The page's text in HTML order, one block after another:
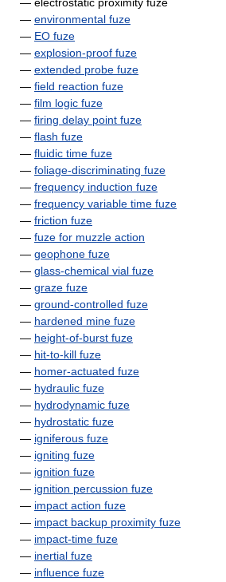
— environmental fuze
— EO fuze
— explosion-proof fuze
— extended probe fuze
— field reaction fuze
— film logic fuze
— firing delay point fuze
— flash fuze
— fluidic time fuze
— foliage-discriminating fuze
— frequency induction fuze
— frequency variable time fuze
— friction fuze
— fuze for muzzle action
— geophone fuze
— glass-chemical vial fuze
— graze fuze
— ground-controlled fuze
— hardened mine fuze
— height-of-burst fuze
— hit-to-kill fuze
— homer-actuated fuze
— hydraulic fuze
— hydrodynamic fuze
— hydrostatic fuze
— igniferous fuze
— igniting fuze
— ignition fuze
— ignition percussion fuze
— impact action fuze
— impact backup proximity fuze
— impact-time fuze
— inertial fuze
— influence fuze